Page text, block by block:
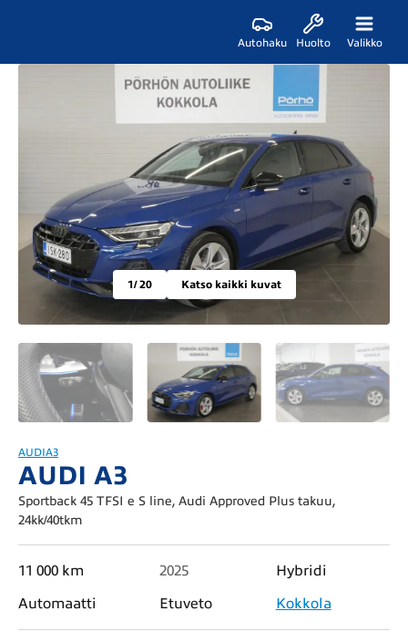
Autohaku Huolto Valikko
1/ 20 Katso kaikki kuvat
AUDIA3
AUDI A3
Sportback 45 TFSI e S line, Audi Approved Plus takuu,
24kk/40tkm
11 000 km 2025
Hybridi
Automaatti
Etuveto Kokkola